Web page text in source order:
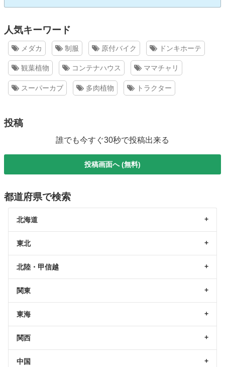
人気キーワード
メダカ 制服 原付バイク ドンキホーテ
観葉植物 コンテナハウス ママチャリ
スーパーカブ 多肉植物 トラクター
投稿
誰でも今すぐ30秒で投稿出来る
投稿画面へ (無料)
都道府県で検索
北海道
東北
北陸・甲信越
関東
東海
関西
中国